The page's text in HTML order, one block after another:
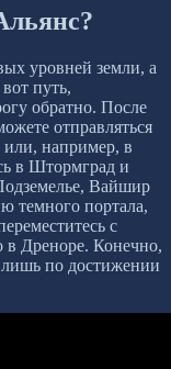
уровней земли, а
путь,
обратно. После
отправляться
или, например, в
в Штормград и
Вайшир
темного портала,
с
Дреноре. Конечно,
лишь по достижении